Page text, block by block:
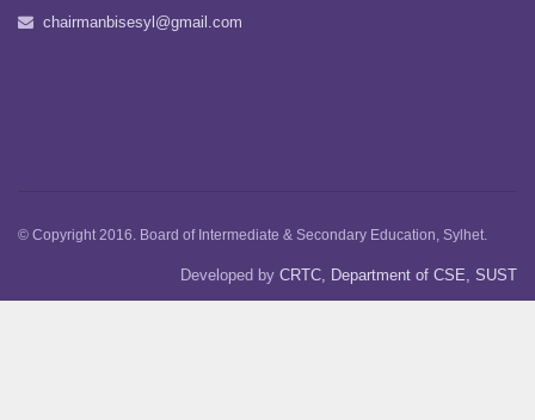
chairmanbisesyl@gmail.com
© Copyright 2016. Board of Intermediate & Secondary Education, Sylhet.
Developed by CRTC, Department of CSE, SUST